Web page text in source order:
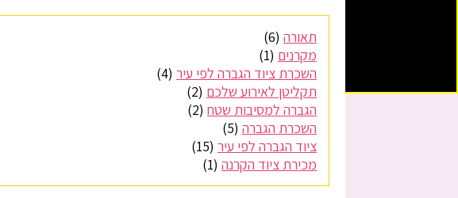
תאורה (6)
מקרנים (1)
השכרת ציוד הגברה לפי עיר (4)
תקליטן לאירוע שלכם (2)
הגברה למסיבות שטח (2)
השכרת הגברה (5)
ציוד הגברה לפי עיר (15)
מכירת ציוד הקרנה (1)